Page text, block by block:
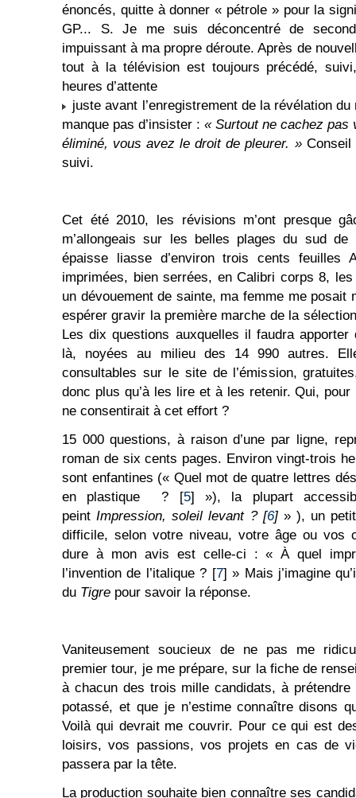
énoncés, quitte à donner « pétrole » pour la
GP... S. Je me suis déconcentré de
impuissant à ma propre déroute. Après de
tout à la télévision est toujours précédé,
heures d’attente
juste avant l’enregistrement de la révélation
manque pas d’insister : « Surtout ne cachez pas
éliminé, vous avez le droit de pleurer. »Conseil
suivi.
Cet été 2010, les révisions m’ont presque
m’allongeais sur les belles plages du sud de
épaisse liasse d’environ trois cents feuilles
imprimées, bien serrées, en Calibri corps 8, les
un dévouement de sainte, ma femme me posait
espérer gravir la première marche de la
Les dix questions auxquelles il faudra
là, noyées au milieu des 14 990 autres.
consultables sur le site de l’émission,
donc plus qu’à les lire et à les retenir. Qui,
ne consentirait à cet effort ?
15 000 questions, à raison d’une par ligne,
roman de six cents pages. Environ vingt-trois
sont enfantines (« Quel mot de quatre lettres
en plastique ? [5] »), la plupart
peintImpression,soleillevant ?[6]» ), un
difficile, selon votre niveau, votre âge ou vos
dure à mon avis est celle-ci : « À quel
l’invention de l’italique ? [7] » Mais j’imagine
du Tigre pour savoir la réponse.
Vaniteusement soucieux de ne pas me
premier tour, je me prépare, sur la fiche de
à chacun des trois mille candidats, à prétendre
potassé, et que je n’estime connaître disons
Voilà qui devrait me couvrir. Pour ce qui est
loisirs, vos passions, vos projets en cas de
passera par la tête.
La production souhaite bien connaître ses